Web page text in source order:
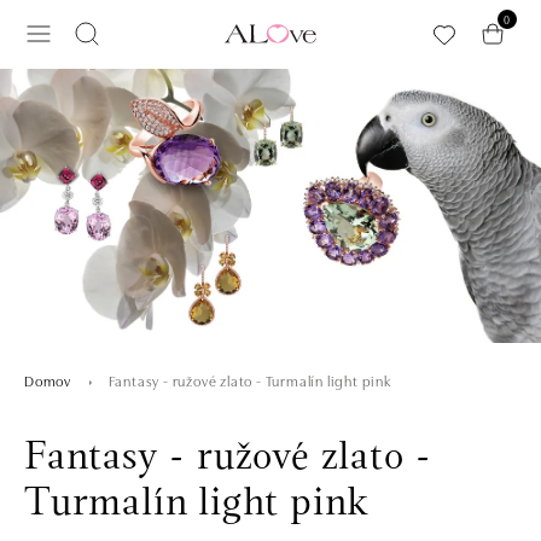
0
Domov Fantasy - ružové zlato - Turmalín light pink
Fantasy - ružové zlato -
Turmalín light pink